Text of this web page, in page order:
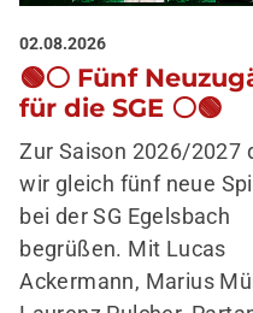
02.08.2026
🟢⚪ Fünf
für die SGE ⚪🟢
Zur Saison 2026/2027
wir gleich fünf neue
bei der SG Egelsbach
begrüßen. Mit Lucas
Ackermann, Marius